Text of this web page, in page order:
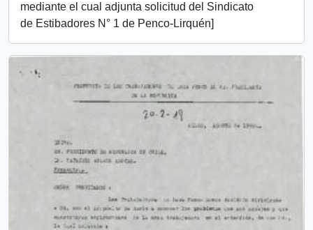
mediante el cual adjunta solicitud del Sindicato
de Estibadores N° 1 de Penco-Lirquén]